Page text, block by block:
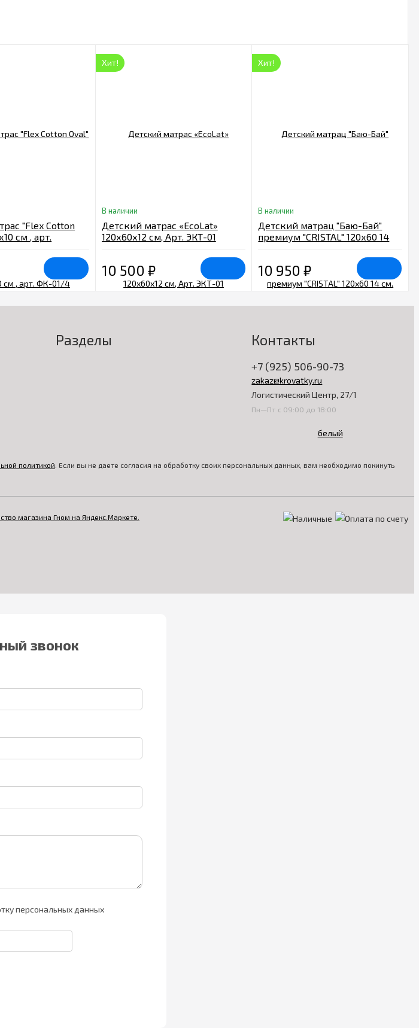
"Flex Cotton
см , арт.
Хит!
В наличии
Детский матрас «EcoLat»
120х60х12 см, Арт. ЭКТ-01
10 500 ₽
Хит!
В наличии
Детский матрац "Баю-Бай"
премиум "CRISTAL" 120х60 14
10 950₽
Разделы Контакты
+7 (925) 506-90-73
zakaz@krovatky.ru
Логистический Центр, 27/1
Пн—Пт с 09:00 до 18:00
политикой . Если вы не даете согласия на обработку своих персональных данных, вам необходимо покинуть
звонок
персональных данных